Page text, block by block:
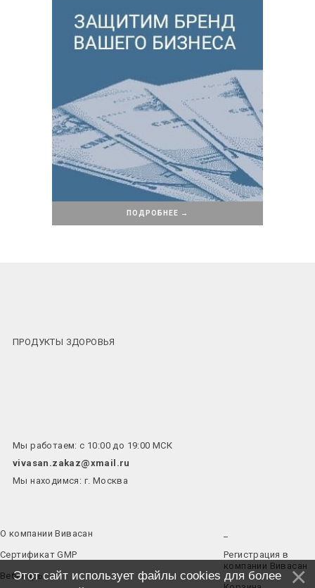
ПОДРОБНЕЕ →
ПРОДУКТЫ ЗДОРОВЬЯ
Мы работаем: с 10:00 до 19:00 МСК
vivasan.zakaz@xmail.ru
Мы находимся: г. Москва
О компании Вивасан
Сертификат GMP
Вебинары
Регистрация в
компании Вивасан
Этот сайт использует файлы cookies для более